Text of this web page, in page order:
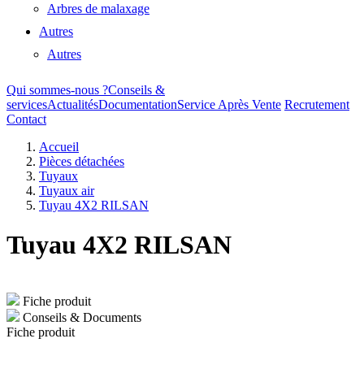
Arbres de malaxage
Autres
Autres
Qui sommes-nous ?Conseils &
servicesActualitésDocumentationService Après Vente Recrutement
Contact
Accueil
Pièces détachées
Tuyaux
Tuyaux air
Tuyau 4X2 RILSAN
Tuyau 4X2 RILSAN
Fiche produit
Conseils & Documents
Fiche produit